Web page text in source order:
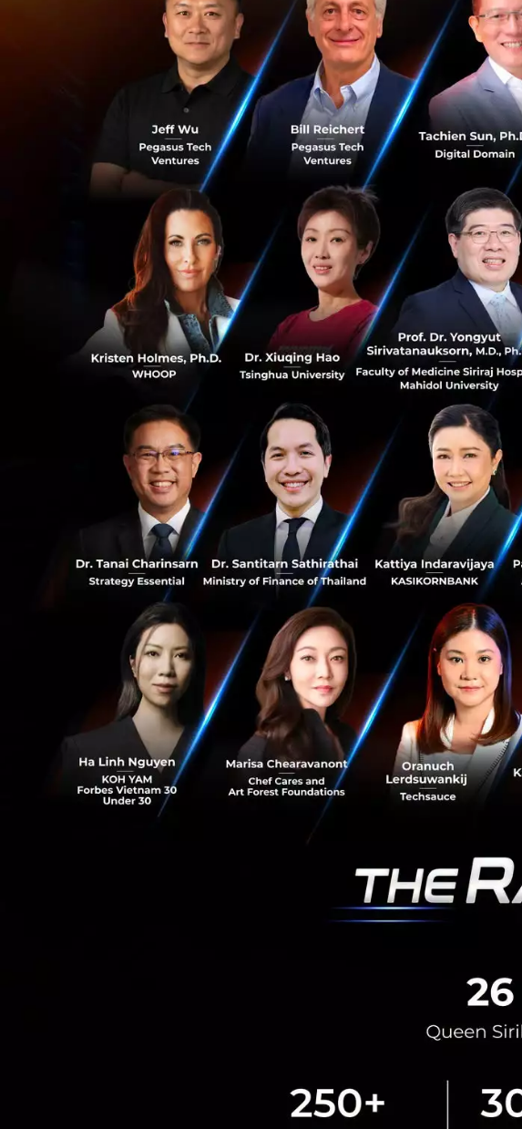
0
22
ติดตามสถานะการสมัคร
แก้ไขข้อมูลผิดพลาด (ถ้ามี)
เพิ่มประสิทธิภาพในการดำเนินธุรกิจ
1. นวัตกรรมตรวจสอบรูปภาพด้วยเ
คุณภาพต่ำ (เช่น รูปภาพที่ไม่สมสัดส่
ทันที โดยร้านค้าจะได้รับการแจ้งเ
อนุญาตให้ทำการปรับขนาดรูปภาพ
2. โปรไฟล์พนักงานเจ้าของกิจกา
ค้าในระดับที่แตกต่างกันออกไป
เจ้าของกิจการ
: สามารถเข้า
ร้านค้าได้ทุกสาขา และอื่น ๆ อีก
ผู้จัดการร้านค้า: สามารถเข้า
โฆษณาและเครื่องมือต่าง ๆ แ
แคชเชียร์
: เข้าถึงได้เฉพาะร
การฝึกอบรมที่มีแบบแผนสามารถย
ธุรกิจให้เติบโตมากยิ่งขึ้น โดยทาง
GrabMerchant ในเร็ว ๆ นี้ (นอกเ
การแนะนำคอร์สที่เหมาะสม
อบรมที่เกี่ยวข้อง โดยอ้างอิง
การสร้างสรรค์คอร์สที่มีวิดีโอ
การติดตามความคืบหน้าเพื่อ